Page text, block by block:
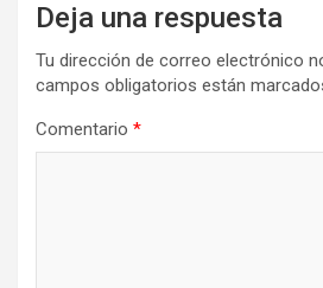
Deja una respuesta
Tu dirección de correo electrónico
campos obligatorios están
Comentario *